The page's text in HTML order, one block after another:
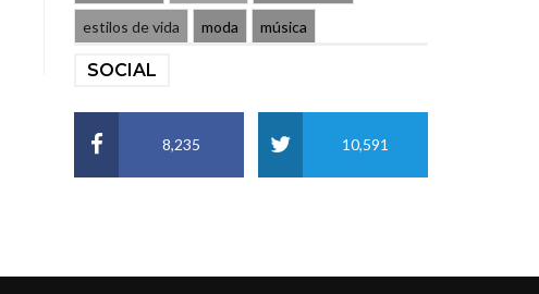
estilos de vida moda música
SOCIAL
8,235 10,591